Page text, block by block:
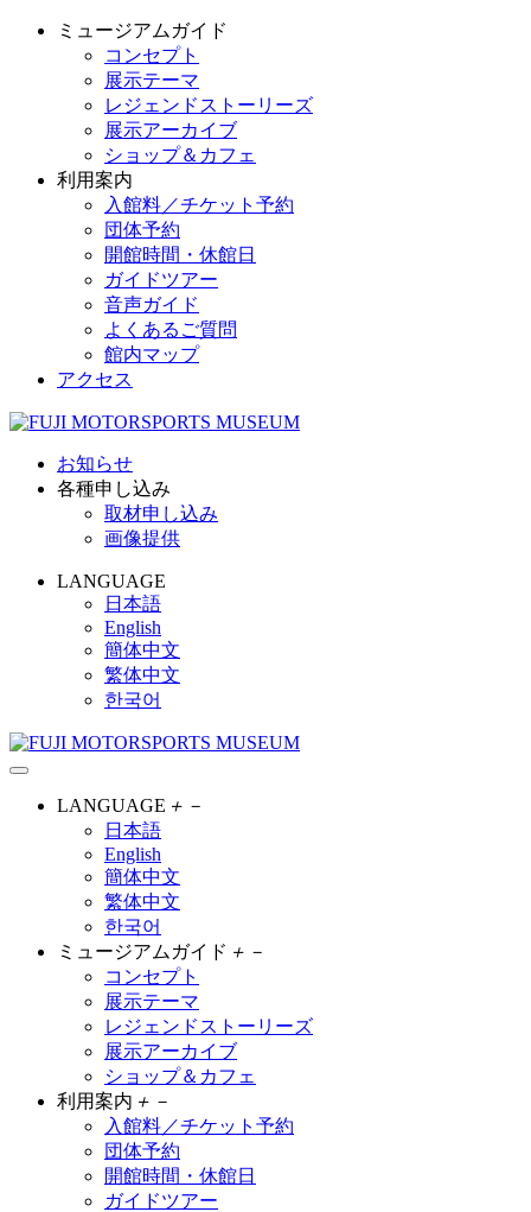
ミュージアムガイド
コンセプト
展示テーマ
レジェンドストーリーズ
展示アーカイブ
ショップ＆カフェ
利用案内
入館料／チケット予約
団体予約
開館時間・休館日
ガイドツアー
音声ガイド
よくあるご質問
館内マップ
アクセス
お知らせ
各種申し込み
取材申し込み
画像提供
LANGUAGE
日本語
English
簡体中文
繁体中文
한국어
LANGUAGE ＋ －
日本語
English
簡体中文
繁体中文
한국어
ミュージアムガイド ＋ －
コンセプト
展示テーマ
レジェンドストーリーズ
展示アーカイブ
ショップ＆カフェ
利用案内 ＋ －
入館料／チケット予約
団体予約
開館時間・休館日
ガイドツアー